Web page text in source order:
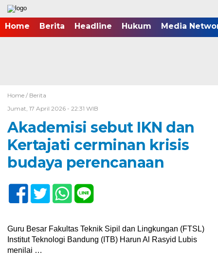
Home Berita Headline Hukum Media
Home / Berita
Jumat, 17 April 2026 - 22:31 WIB
Akademisi sebut IKN dan
Kertajati cerminan krisis
budaya perencanaan
Guru Besar Fakultas Teknik Sipil dan Lingkungan (FTSL)
Institut Teknologi Bandung (ITB) Harun Al Rasyid Lubis
menilai …